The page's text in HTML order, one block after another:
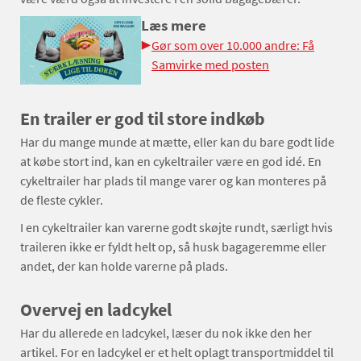
Læs mere
Gør som over 10.000 andre: Få
Samvirke med posten
En trailer er god til store indkøb
Har du mange munde at mætte, eller kan du bare godt lide
at købe stort ind, kan en cykeltrailer være en god idé. En
cykeltrailer har plads til mange varer og kan monteres på
de fleste cykler.
I en cykeltrailer kan varerne godt skøjte rundt, særligt hvis
traileren ikke er fyldt helt op, så husk bagageremme eller
andet, der kan holde varerne på plads.
Overvej en ladcykel
Har du allerede en ladcykel, læser du nok ikke den her
artikel. For en ladcykel er et helt oplagt transportmiddel til